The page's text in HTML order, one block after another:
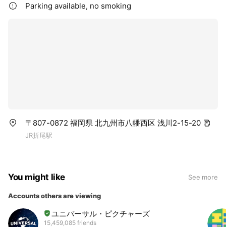
Parking available, no smoking
〒807-0872 福岡県 北九州市八幡西区 浅川2-15-20
JR折尾駅
You might like See more
Accounts others are viewing
ユニバーサル・ピクチャーズ
15,459,085 friends